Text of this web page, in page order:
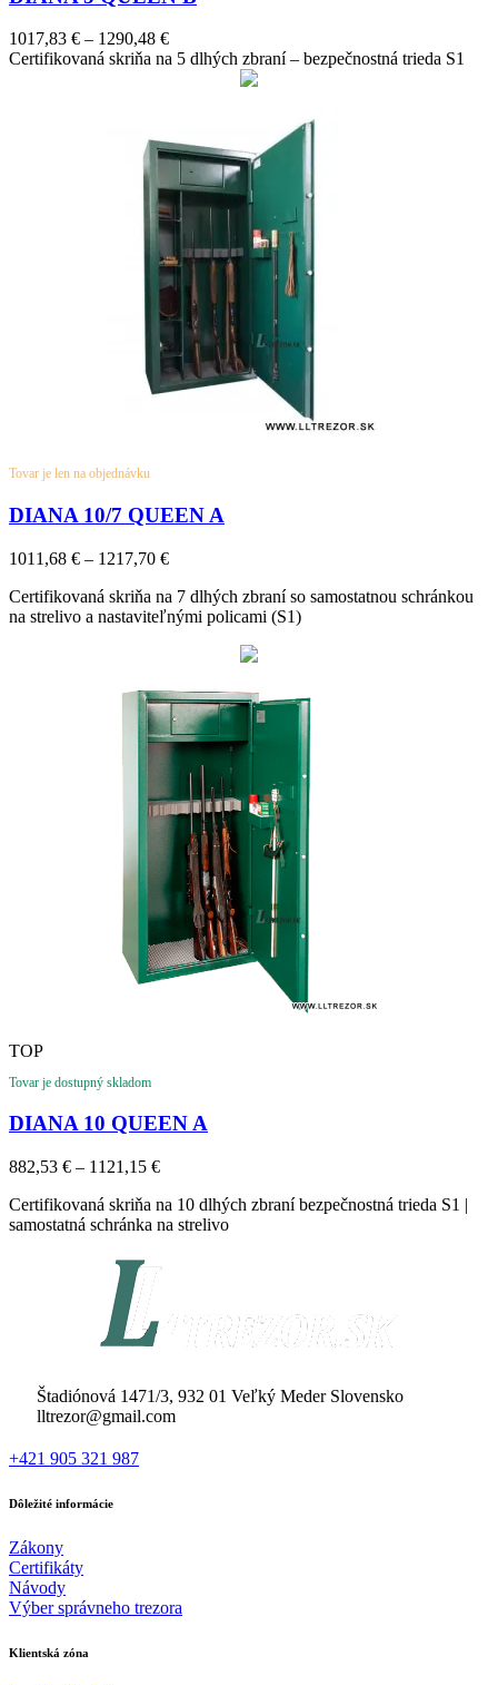
1017,83 € – 1290,48 €Price
range:
Certifikovaná skriňa na 5 dlhých zbraní – bezpečnostná trieda S1
Tovar je len na objednávku
DIANA 10/7 QUEEN A
1011,68 € – 1217,70 €Price
1011,68 €
through
Certifikovaná skriňa na 7 dlhých zbraní so samostatnou schránkou
na strelivo a nastaviteľnými policami (S1)
TOP
Tovar je dostupný skladom
DIANA 10 QUEEN A
882,53 € – 1121,15 €Price
882,53 €
through
Certifikovaná skriňa na 10 dlhých zbraní bezpečnostná trieda S1 |
samostatná schránka na strelivo
Štadiónová 1471/3, 932 01 Veľký Meder Slovensko
lltrezor@gmail.com
+421 905 321 987
Dôležité informácie
Zákony
Certifikáty
Návody
Výber správneho trezora
Klientská zóna